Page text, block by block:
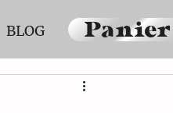
BLOG Panier